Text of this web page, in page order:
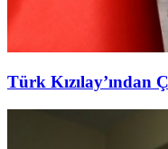
Türk Kızılay’ından